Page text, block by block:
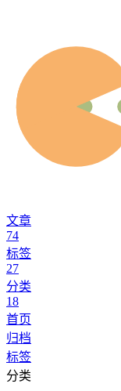
文章
74
标签
27
分类
18
首页
归档
标签
分类